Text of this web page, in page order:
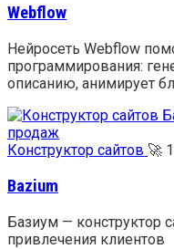
Webflow
Нейросеть Webflow
программирования:
описанию, анимирует
Конструктор сайтов 🚀
Bazium
Базиум — конструктор
привлечения клиентов